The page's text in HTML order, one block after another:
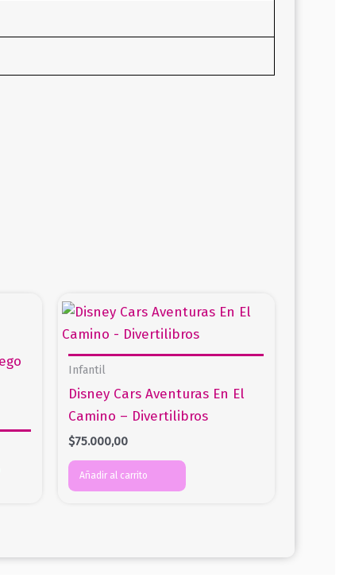
Infantil
Disney Cars Aventuras En El
Camino – Divertilibros
$75.000,00
Añadir al carrito